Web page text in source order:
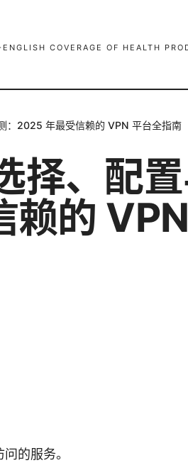
COVERAGE OF HEALTH
：2025 年最受信赖的 VPN 平台全指南
、配置
的
的服务。